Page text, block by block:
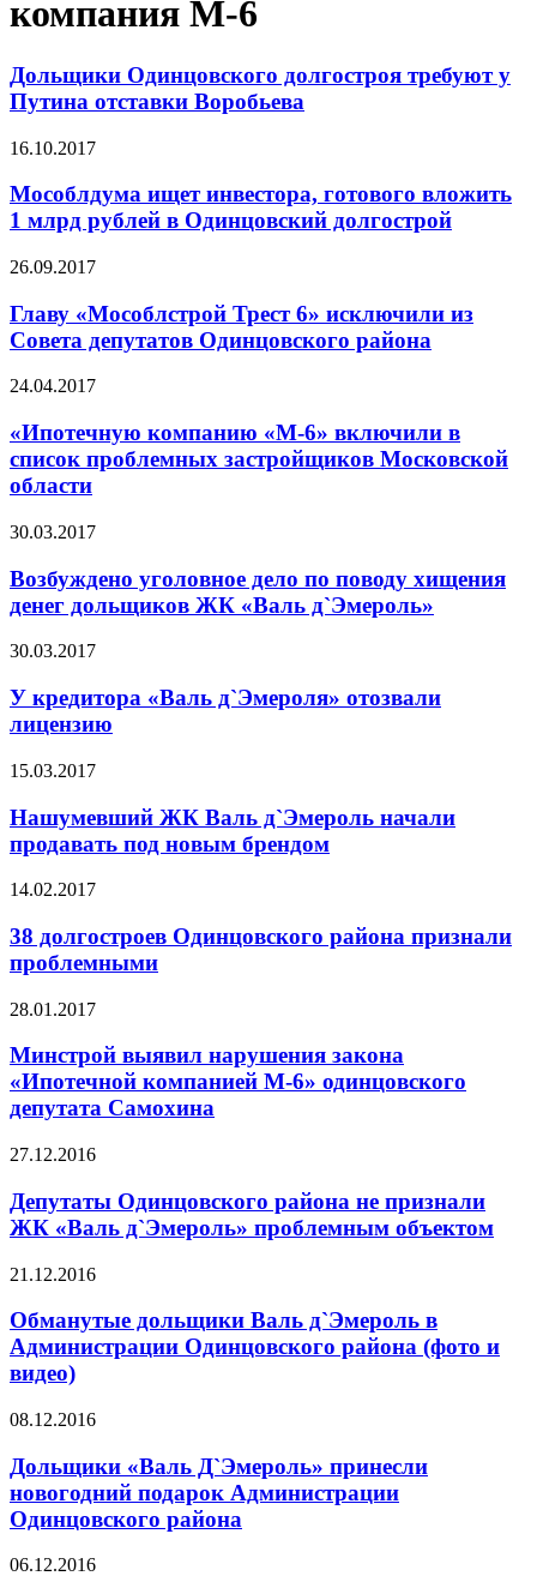
компания М-6
Дольщики Одинцовского долгостроя требуют у
Путина отставки Воробьева
16.10.2017
Мособлдума ищет инвестора, готового вложить
1 млрд рублей в Одинцовский долгострой
26.09.2017
Главу «Мособлстрой Трест 6» исключили из
Совета депутатов Одинцовского района
24.04.2017
«Ипотечную компанию «М-6» включили в
список проблемных застройщиков Московской
области
30.03.2017
Возбуждено уголовное дело по поводу хищения
денег дольщиков ЖК «Валь д`Эмероль»
30.03.2017
У кредитора «Валь д`Эмероля» отозвали
лицензию
15.03.2017
Нашумевший ЖК Валь д`Эмероль начали
продавать под новым брендом
14.02.2017
38 долгостроев Одинцовского района признали
проблемными
28.01.2017
Минстрой выявил нарушения закона
«Ипотечной компанией М-6» одинцовского
депутата Самохина
27.12.2016
Депутаты Одинцовского района не признали
ЖК «Валь д`Эмероль» проблемным объектом
21.12.2016
Обманутые дольщики Валь д`Эмероль в
Администрации Одинцовского района (фото и
видео)
08.12.2016
Дольщики «Валь Д`Эмероль» принесли
новогодний подарок Администрации
Одинцовского района
06.12.2016